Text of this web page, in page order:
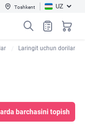
Toshkent UZ
Laringit uchun dorilar
barchasini topish